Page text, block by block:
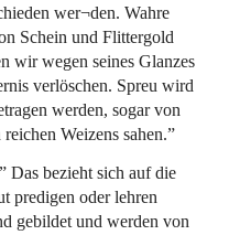
wer¬den. Wahre
Schein und Flittergold
wir wegen seines Glanzes
verlöschen. Spreu wird
werden, sogar von
Weizens sahen.”
Das bezieht sich auf die
predigen oder lehren
gebildet und werden von